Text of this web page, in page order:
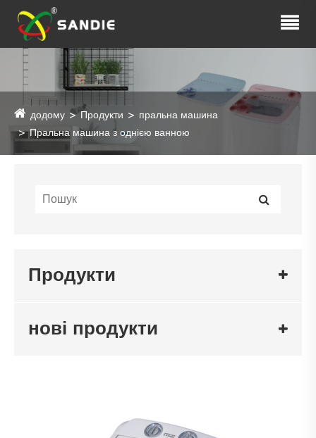
додому Продукти
пральна машина
Пральна машина з однією ванною
Продукти
нові продукти